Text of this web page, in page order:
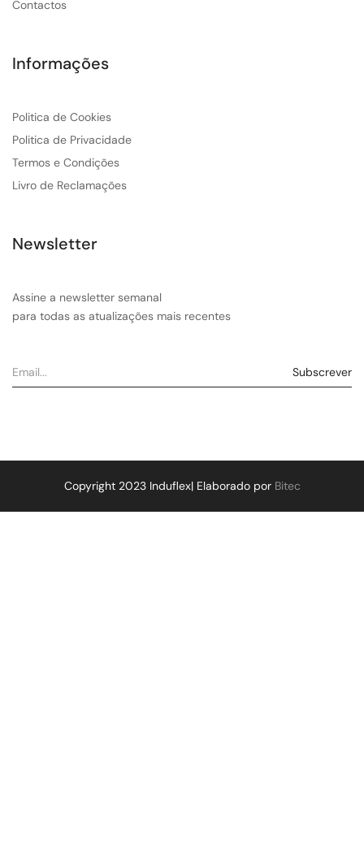
Contactos
Informações
Politica de Cookies
Politica de Privacidade
Termos e Condições
Livro de Reclamações
Newsletter
Assine a newsletter semanal
para todas as atualizações mais recentes
Copyright 2023 Induflex| Elaborado por Bitec